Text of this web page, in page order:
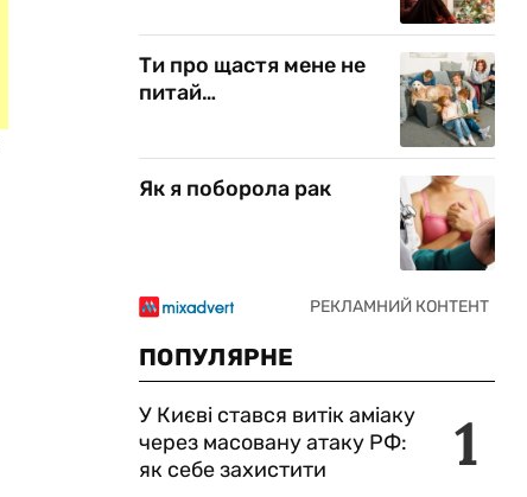
Ти про щастя мене не
питай…
Як я поборола рак
ПОПУЛЯРНЕ
1
У Києві стався витік аміаку
через масовану атаку РФ:
як себе захистити